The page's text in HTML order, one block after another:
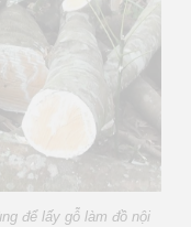
để lấy gỗ làm đồ nội